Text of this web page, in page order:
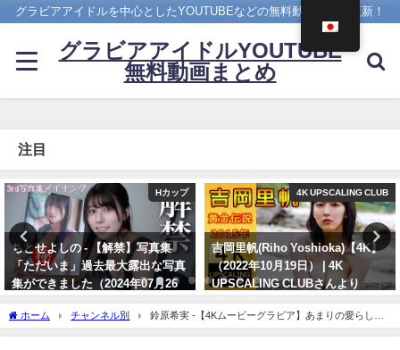
グラビアアイドルを中心としたYOUTUBEなどの無料動画を日々更新！
グラビアアイドルYOUTUBE
無料動画まとめ
注目
4K UPSCALING CLUB
吉岡里帆(Riho Yoshioka)【4K】
（2022年10月19日） | 4K
UPSCALING CLUBさんより
アイドルニッポン
久松郁実 いくみんのスポコス“I
LOVE SPORTS！” （2018年03月
14日） | アイドルニッポン公式
YouTubeチャンネルさんより
ホーム チャンネル別
鈴原希実 -【4Kムービーグラビア】あまりの愛らしさ
に心も〝ぽかぽかのん日和〟話題の声優・鈴原希実ちゃんのキュートなグラビア撮影